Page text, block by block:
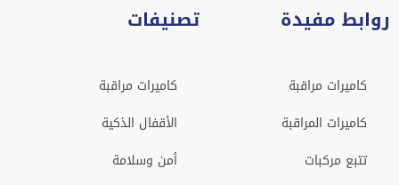
روابط مفيدة
كاميرات مراقبة
كاميرات المراقبة
تتبع مركبات
تصنيفات
كاميرات مراقبة
الأقفال الذكية
أمن وسلامة